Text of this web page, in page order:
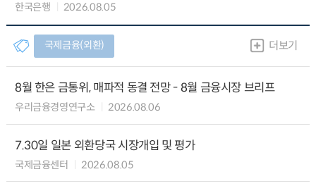
한국은행 2026.08.05
국제금융(외환) 더보기
8월 한은 금통위, 매파적 동결 전망 - 8월 금융시장 브리프
우리금융경영연구소 2026.08.06
7.30일 일본 외환당국 시장개입 및 평가
국제금융센터 2026.08.05